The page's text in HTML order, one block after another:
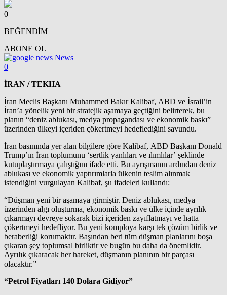
0
BEĞENDİM
ABONE OL
News
0
İRAN / TEKHA
İran Meclis Başkanı Muhammed Bakır Kalibaf, ABD ve İsrail’in
İran’a yönelik yeni bir stratejik aşamaya geçtiğini belirterek, bu
planın “deniz ablukası, medya propagandası ve ekonomik baskı”
üzerinden ülkeyi içeriden çökertmeyi hedeflediğini savundu.
İran basınında yer alan bilgilere göre Kalibaf, ABD Başkanı Donald
Trump’ın İran toplumunu ‘sertlik yanlıları ve ılımlılar’ şeklinde
kutuplaştırmaya çalıştığını ifade etti. Bu ayrışmanın ardından deniz
ablukası ve ekonomik yaptırımlarla ülkenin teslim alınmak
istendiğini vurgulayan Kalibaf, şu ifadeleri kullandı:
“Düşman yeni bir aşamaya girmiştir. Deniz ablukası, medya
üzerinden algı oluşturma, ekonomik baskı ve ülke içinde ayrılık
çıkarmayı devreye sokarak bizi içeriden zayıflatmayı ve hatta
çökertmeyi hedefliyor. Bu yeni komploya karşı tek çözüm birlik ve
beraberliği korumaktır. Başından beri tüm düşman planlarını boşa
çıkaran şey toplumsal birliktir ve bugün bu daha da önemlidir.
Ayrılık çıkaracak her hareket, düşmanın planının bir parçası
olacaktır.”
“Petrol Fiyatları 140 Dolara Gidiyor”